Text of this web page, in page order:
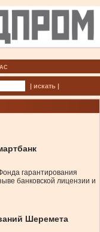
| искать |
гарантирования
банковской лицензии и
Шеремета